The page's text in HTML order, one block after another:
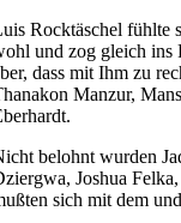
Rocktäschel fühlte
und zog gleich ins
dass mit Ihm zu
Manzur,
belohnt wurden
Joshua
sich mit dem